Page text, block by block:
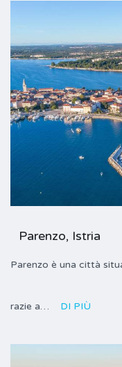
Parenzo, Istria
Parenzo è una città
razie a… DI PIÙ